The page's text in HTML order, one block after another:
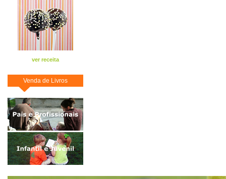
ver receita
Venda de Livros